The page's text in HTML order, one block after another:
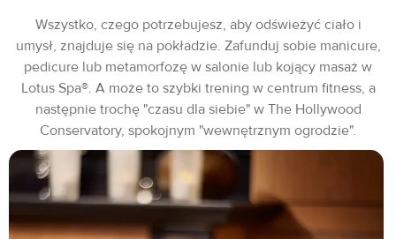
Wszystko, czego potrzebujesz, aby odświeżyć ciało i
umysł, znajduje się na pokładzie. Zafunduj sobie manicure,
pedicure lub metamorfozę w salonie lub kojący masaż w
Lotus Spa®. A może to szybki trening w centrum fitness, a
następnie trochę "czasu dla siebie" w The Hollywood
Conservatory, spokojnym "wewnętrznym ogrodzie".